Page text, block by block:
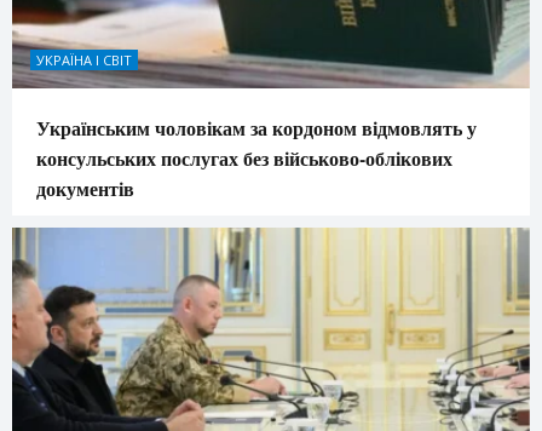
УКРАЇНА І СВІТ
Українським чоловікам за кордоном відмовлять у
консульських послугах без військово-облікових
документів